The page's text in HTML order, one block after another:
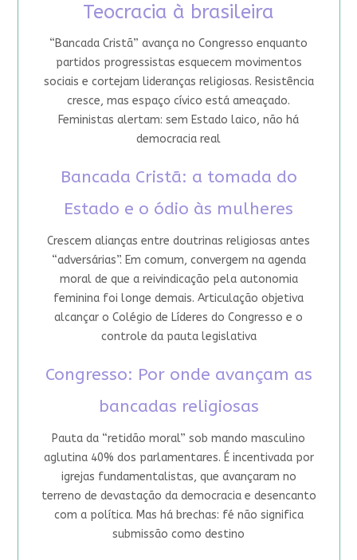
Teocracia à brasileira
“Bancada Cristã” avança no Congresso enquanto
partidos progressistas esquecem movimentos
sociais e cortejam lideranças religiosas. Resistência
cresce, mas espaço cívico está ameaçado.
Feministas alertam: sem Estado laico, não há
democracia real
Bancada Cristã: a tomada do
Estado e o ódio às mulheres
Crescem alianças entre doutrinas religiosas antes
“adversárias”. Em comum, convergem na agenda
moral de que a reivindicação pela autonomia
feminina foi longe demais. Articulação objetiva
alcançar o Colégio de Líderes do Congresso e o
controle da pauta legislativa
Congresso: Por onde avançam as
bancadas religiosas
Pauta da “retidão moral” sob mando masculino
aglutina 40% dos parlamentares. É incentivada por
igrejas fundamentalistas, que avançaram no
terreno de devastação da democracia e desencanto
com a política. Mas há brechas: fé não significa
submissão como destino